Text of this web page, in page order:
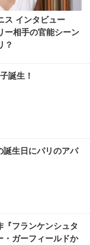
ス インタビュー
ー相手の官能シーン
？
誕生！
誕生日にパリのアパ
フランケンシュタ
・ガーフィールドか